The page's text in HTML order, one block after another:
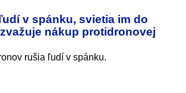
v spánku, svietia im do
nákup protidronovej
rušia ľudí v spánku.